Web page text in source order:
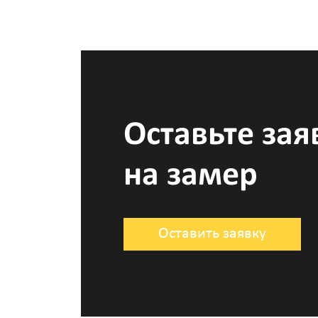
Оставьте
на замер
Оставить заявку